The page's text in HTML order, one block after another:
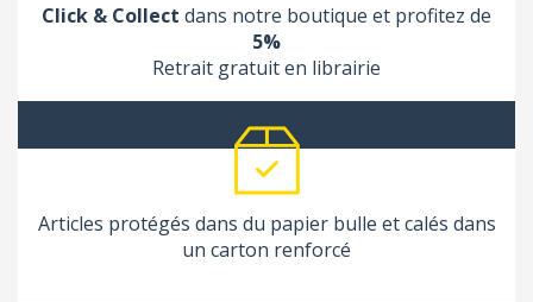
Click & Collect dans notre boutique et profitez de
5%
Retrait gratuit en librairie
Articles protégés dans du papier bulle et calés dans
un carton renforcé